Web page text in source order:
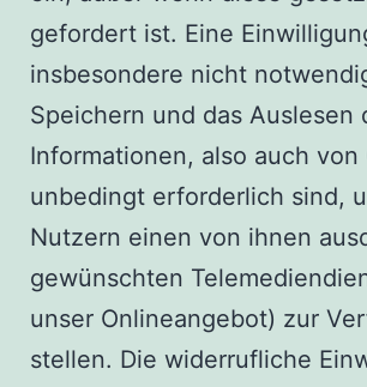
gefordert ist. Eine
insbesondere nicht
Speichern und das Auslesen
Informationen, also auch von
unbedingt erforderlich sind,
Nutzern einen von ihnen
gewünschten
unser Onlineangebot) zur
stellen. Die widerrufliche